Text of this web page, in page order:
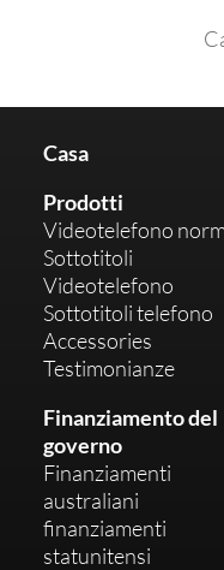
Casa
Prodotti
Videotelefono
Sottotitoli
Videotelefono
Sottotitoli telefono
Accessories
Testimonianze
Finanziamento del
governo
Finanziamenti
australiani
finanziamenti
statunitensi